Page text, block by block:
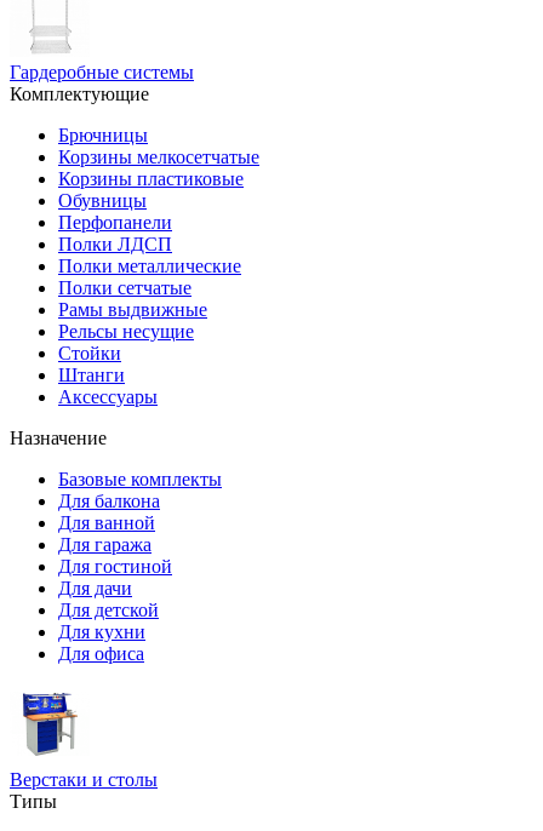
Гардеробные системы
Комплектующие
Брючницы
Корзины мелкосетчатые
Корзины пластиковые
Обувницы
Перфопанели
Полки ЛДСП
Полки металлические
Полки сетчатые
Рамы выдвижные
Рельсы несущие
Стойки
Штанги
Аксессуары
Назначение
Базовые комплекты
Для балкона
Для ванной
Для гаража
Для гостиной
Для дачи
Для детской
Для кухни
Для офиса
Верстаки и столы
Типы